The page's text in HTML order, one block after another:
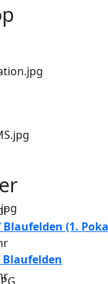
Blaufelden (1.
Blaufelden